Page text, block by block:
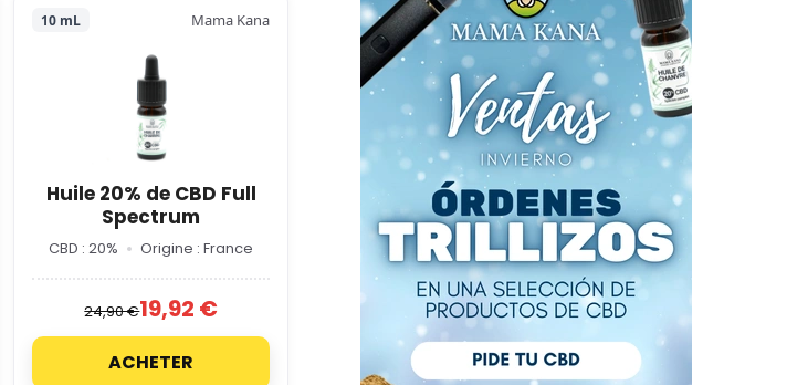
10 mL Mama Kana
Huile 20% de CBD Full
Spectrum
CBD : 20% Origine : France
24,90 €19,92 €
ACHETER